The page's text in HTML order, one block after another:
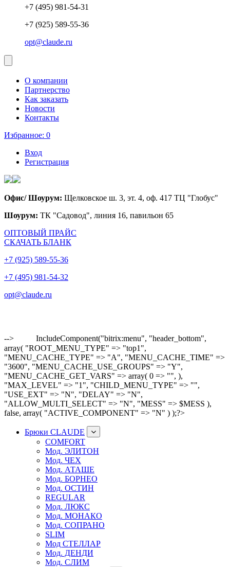
+7 (495) 981-54-31
+7 (925) 589-55-36
opt@claude.ru
О компании
Партнерство
Как заказать
Новости
Контакты
Избранное: 0
Вход
Регистрация
Офис/ Шоурум: Щелковское ш. 3, эт. 4, оф. 417 ТЦ "Глобус"
Шоурум: ТК "Садовод", линия 16, павильон 65
ОПТОВЫЙ ПРАЙС
СКАЧАТЬ БЛАНК
+7 (925) 589-55-36
+7 (495) 981-54-32
opt@claude.ru
-->
IncludeComponent("bitrix:menu", "header_bottom",
array( "ROOT_MENU_TYPE" => "top1",
"MENU_CACHE_TYPE" => "A", "MENU_CACHE_TIME" =>
"3600", "MENU_CACHE_USE_GROUPS" => "Y",
"MENU_CACHE_GET_VARS" => array( 0 => "", ),
"MAX_LEVEL" => "1", "CHILD_MENU_TYPE" => "",
"USE_EXT" => "N", "DELAY" => "N",
"ALLOW_MULTI_SELECT" => "N", "MESS" => $MESS ),
false, array( "ACTIVE_COMPONENT" => "N" ) );?>
Брюки CLAUDE
COMFORT
Мод. ЭЛИТОН
Мод. ЧЕХ
Мод. АТАШЕ
Мод. БОРНЕО
Мод. ОСТИН
REGULAR
Мод. ЛЮКС
Мод. МОНАКО
Мод. СОПРАНО
SLIM
Мод СТЕЛЛАР
Мод. ДЕНДИ
Мод. СЛИМ